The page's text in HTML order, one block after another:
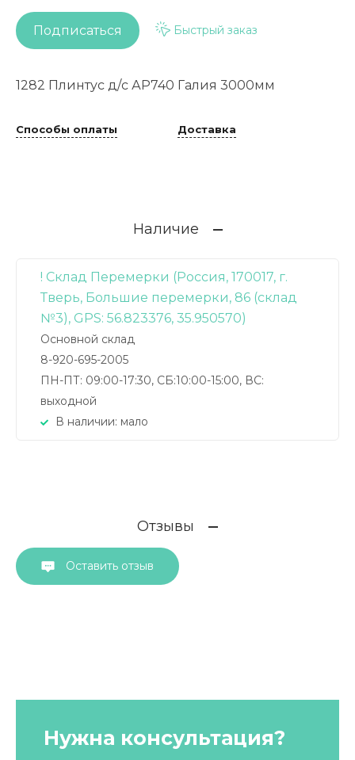
Подписаться Быстрый заказ
1282 Плинтус д/с АР740 Галия 3000мм
Способы оплаты Доставка
Наличие
! Склад Перемерки (Россия, 170017, г.
Тверь, Большие перемерки, 86 (склад
№3), GPS: 56.823376, 35.950570)
Основной склад
8-920-695-2005
ПН-ПТ: 09:00-17:30, СБ:10:00-15:00, ВС:
выходной
В наличии: мало
Отзывы
Оставить отзыв
Нужна консультация?